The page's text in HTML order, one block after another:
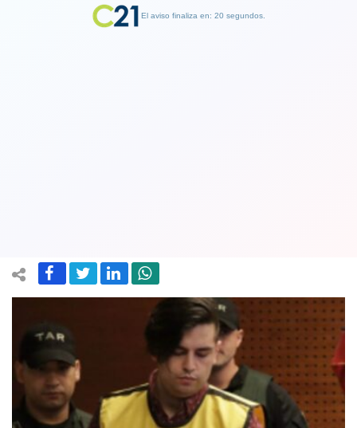
El aviso finaliza en: 19 segundos.